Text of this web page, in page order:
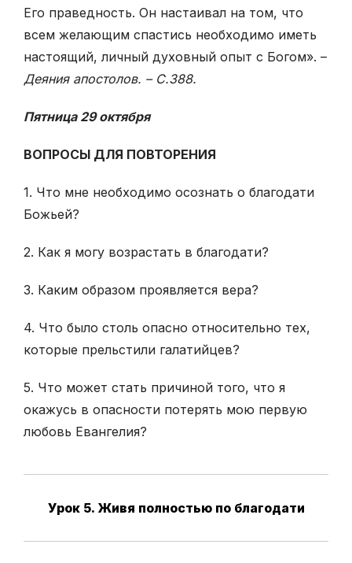
Его праведность. Он настаивал на том, что
всем желающим спастись необходимо иметь
настоящий, личный духовный опыт с Богом». –
Деяния апостолов. – С.388.
Пятница 29 октября
ВОПРОСЫ ДЛЯ ПОВТОРЕНИЯ
1. Что мне необходимо осознать о благодати
Божьей?
2. Как я могу возрастать в благодати?
3. Каким образом проявляется вера?
4. Что было столь опасно относительно тех,
которые прельстили галатийцев?
5. Что может стать причиной того, что я
окажусь в опасности потерять мою первую
любовь Евангелия?
Урок 5. Живя полностью по благодати